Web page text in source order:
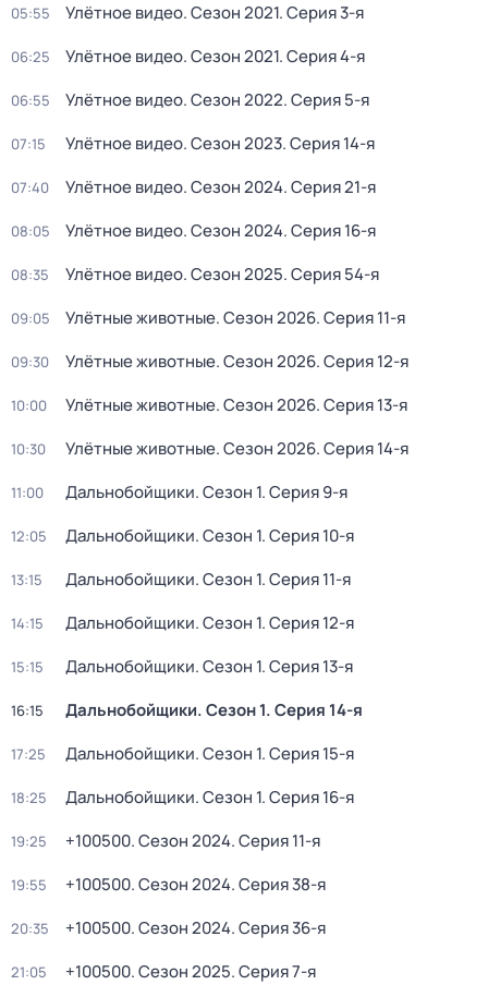
05:55 Улётное видео. Сезон 2021. Серия 3-я
06:25 Улётное видео. Сезон 2021. Серия 4-я
06:55 Улётное видео. Сезон 2022. Серия 5-я
07:15 Улётное видео. Сезон 2023. Серия 14-я
07:40 Улётное видео. Сезон 2024. Серия 21-я
08:05 Улётное видео. Сезон 2024. Серия 16-я
08:35 Улётное видео. Сезон 2025. Серия 54-я
09:05 Улётные животные. Сезон 2026. Серия 11-я
09:30 Улётные животные. Сезон 2026. Серия 12-я
10:00 Улётные животные. Сезон 2026. Серия 13-я
10:30 Улётные животные. Сезон 2026. Серия 14-я
11:00 Дальнобойщики. Сезон 1. Серия 9-я
12:05 Дальнобойщики. Сезон 1. Серия 10-я
13:15 Дальнобойщики. Сезон 1. Серия 11-я
14:15 Дальнобойщики. Сезон 1. Серия 12-я
15:15 Дальнобойщики. Сезон 1. Серия 13-я
16:15 Дальнобойщики. Сезон 1. Серия 14-я
17:25 Дальнобойщики. Сезон 1. Серия 15-я
18:25 Дальнобойщики. Сезон 1. Серия 16-я
19:25 +100500. Сезон 2024. Серия 11-я
19:55 +100500. Сезон 2024. Серия 38-я
20:35 +100500. Сезон 2024. Серия 36-я
21:05 +100500. Сезон 2025. Серия 7-я